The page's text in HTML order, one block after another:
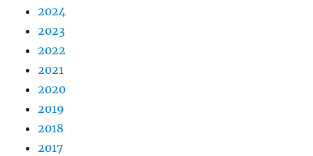
2024
2023
2022
2021
2020
2019
2018
2017